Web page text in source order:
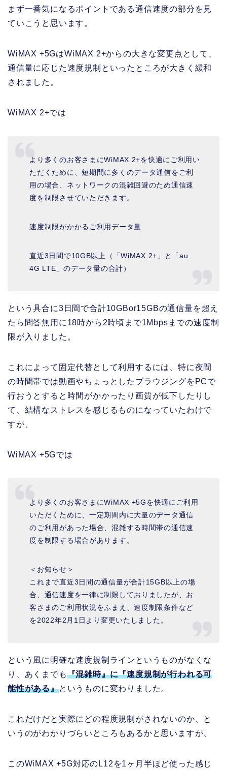
まず一番気になるポイントである通信速度の部分を見
ていこうと思います。
WiMAX +5GはWiMAX 2+からの大きな変更点として、
通信量に応じた速度規制といったところが大きく緩和
されました。
WiMAX 2+では
より多くのお客さまにWiMAX 2+を快適にご利用い
ただくために、短期間に多くのデータ通信をご利
用の場合、ネットワークの混雑回避のため通信速
度を制限させていただきます。
速度制限がかかるご利用データ量
直近3日間で10GB以上（「WiMAX 2+」と「au
4G LTE」のデータ量の合計）
という具合に3日間で合計10GBor15GBの通信量を超え
たら問答無用に18時から2時頃まで1Mbpsまでの速度制
限が入りました。
これによって固定代替として利用するには、特に夜間
の時間帯では動画やちょっとしたブラウジングをPCで
行おうとすると時間がかかったり画質が低下したりし
て、結構なストレスを感じるものになっていたわけで
すが、
WiMAX +5Gでは
より多くのお客さまにWiMAX +5Gを快適にご利用
いただくために、一定期間内に大量のデータ通信
のご利用があった場合、混雑する時間帯の通信速
度を制限する場合があります。
＜お知らせ＞
これまで直近3日間の通信量が合計15GB以上の場
合、通信速度を一律に制限しておりましたが、お
客さまのご利用状況をふまえ、速度制限条件など
を2022年2月1日より変更いたしました。
という風に明確な速度規制ラインというものがなくな
り、あくまでも『混雑時』に『速度規制が行われる可
能性がある』というものに変わりました。
これだけだと実際にどの程度規制がされないのか、と
いうのがわかりづらいところもあるかと思いますが、
このWiMAX +5G対応のL12を1ヶ月半ほど使った感じ